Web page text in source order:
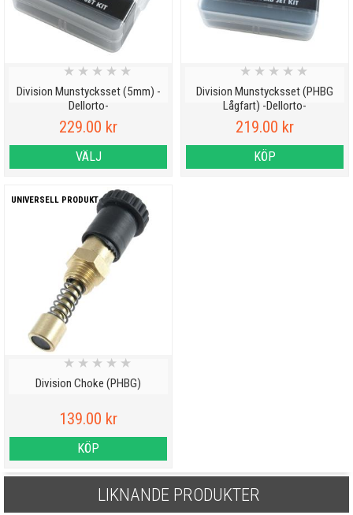
Division Munstycksset (5mm) -
Dellorto-
★ ★ ★ ★ ★
229.00 kr
VÄLJ
Division Munstycksset (PHBG
Lågfart) -Dellorto-
★ ★ ★ ★ ★
219.00 kr
KÖP
UNIVERSELL PRODUKT
Division Choke (PHBG)
★ ★ ★ ★ ★
139.00 kr
KÖP
LIKNANDE PRODUKTER